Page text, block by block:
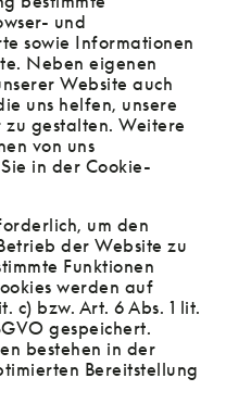
und
sowie Informationen
Neben eigenen
Website auch
uns helfen, unsere
gestalten. Weitere
von uns
in der Cookie-
um den
der Website zu
Funktionen
werden auf
c) bzw. Art. 6 Abs. 1 lit.
gespeichert.
bestehen in der
Bereitstellung